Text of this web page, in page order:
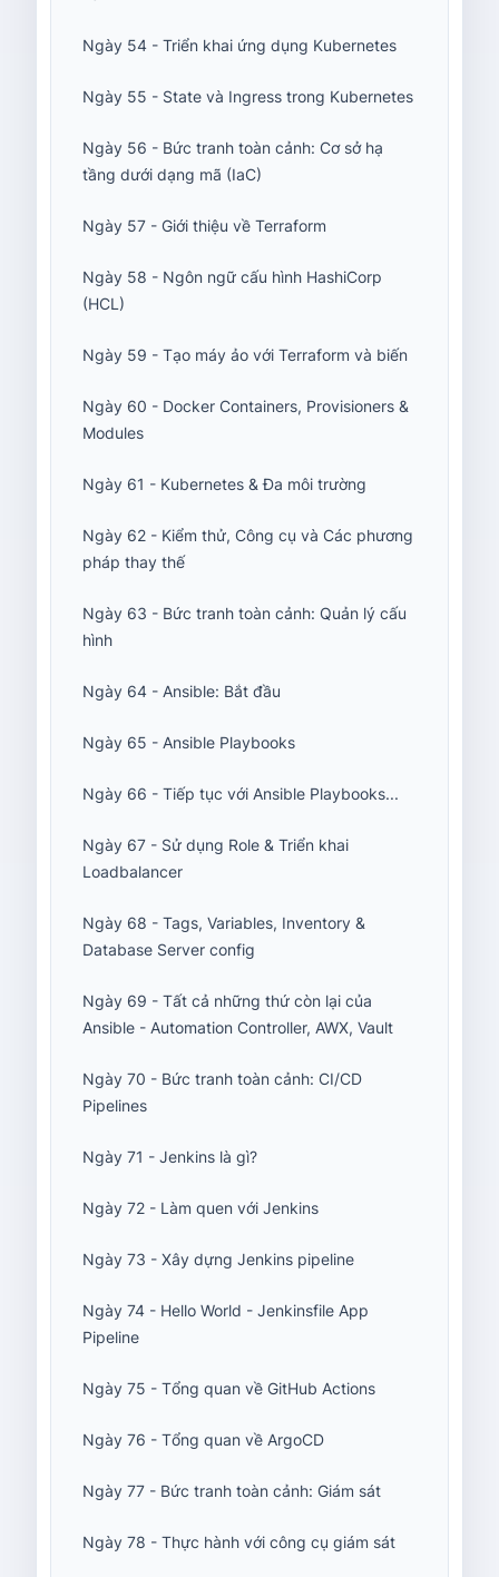
Ngày 54 - Triển khai ứng dụng Kubernetes
Ngày 55 - State và Ingress trong Kubernetes
Ngày 56 - Bức tranh toàn cảnh: Cơ sở hạ
tầng dưới dạng mã (IaC)
Ngày 57 - Giới thiệu về Terraform
Ngày 58 - Ngôn ngữ cấu hình HashiCorp
(HCL)
Ngày 59 - Tạo máy ảo với Terraform và biến
Ngày 60 - Docker Containers, Provisioners &
Modules
Ngày 61 - Kubernetes & Đa môi trường
Ngày 62 - Kiểm thử, Công cụ và Các phương
pháp thay thế
Ngày 63 - Bức tranh toàn cảnh: Quản lý cấu
hình
Ngày 64 - Ansible: Bắt đầu
Ngày 65 - Ansible Playbooks
Ngày 66 - Tiếp tục với Ansible Playbooks...
Ngày 67 - Sử dụng Role & Triển khai
Loadbalancer
Ngày 68 - Tags, Variables, Inventory &
Database Server config
Ngày 69 - Tất cả những thứ còn lại của
Ansible - Automation Controller, AWX, Vault
Ngày 70 - Bức tranh toàn cảnh: CI/CD
Pipelines
Ngày 71 - Jenkins là gì?
Ngày 72 - Làm quen với Jenkins
Ngày 73 - Xây dựng Jenkins pipeline
Ngày 74 - Hello World - Jenkinsfile App
Pipeline
Ngày 75 - Tổng quan về GitHub Actions
Ngày 76 - Tổng quan về ArgoCD
Ngày 77 - Bức tranh toàn cảnh: Giám sát
Ngày 78 - Thực hành với công cụ giám sát